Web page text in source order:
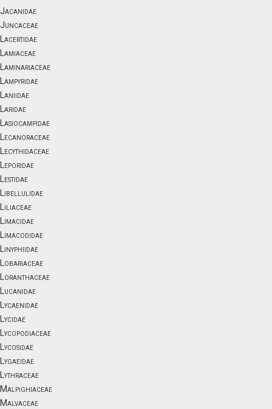
Jacanidae
Juncaceae
Lacertidae
Lamiaceae
Laminariaceae
Lampyridae
Laniidae
Laridae
Lasiocampidae
Lecanoraceae
Lecythidaceae
Leporidae
Lestidae
Libellulidae
Liliaceae
Limacidae
Limacodidae
Linyphiidae
Lobariaceae
Loranthaceae
Lucanidae
Lycaenidae
Lycidae
Lycopodiaceae
Lycosidae
Lygaeidae
Lythraceae
Malpighiaceae
Malvaceae